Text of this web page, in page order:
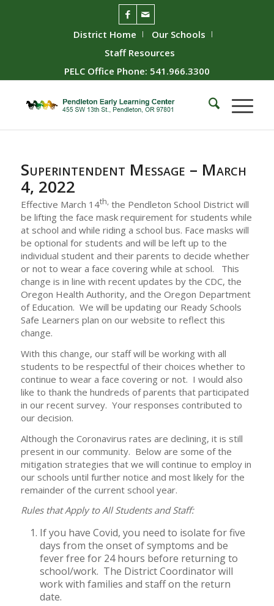
District Home
Our Schools
Staff Resources
PELC Office Phone: 541.966.3300
Superintendent Message – March
4, 2022
Effective March 14th,the Pendleton School District will
be lifting the face mask requirement for students while
at school and while riding a school bus. Face masks will
be optional for students and will be left up to the
individual student and their parents to decide whether
or not to wear a face covering while at school. This
change is in line with recent updates by the CDC, the
Oregon Health Authority, and the Oregon Department
of Education. We will be updating our Ready Schools
Safe Learners plan on our website to reflect this
change.
With this change, our staff will be working with all
students to be respectful of their choices whether to
continue to wear a face covering or not. I would also
like to thank the hundreds of parents that participated
in our recent survey. Your responses contributed to
our decision.
Although the Coronavirus rates are declining, it is still
present in our community. Below are some of the
mitigation strategies that we will continue to employ in
our schools until further notice and most likely for the
remainder of the current school year.
Rules that Apply to All Students and Staff:
If you have Covid, you need to isolate for five
days from the onset of symptoms and be
fever free for 24 hours before returning to
school/work. The District Coordinator will
work with families and staff on the return
date.